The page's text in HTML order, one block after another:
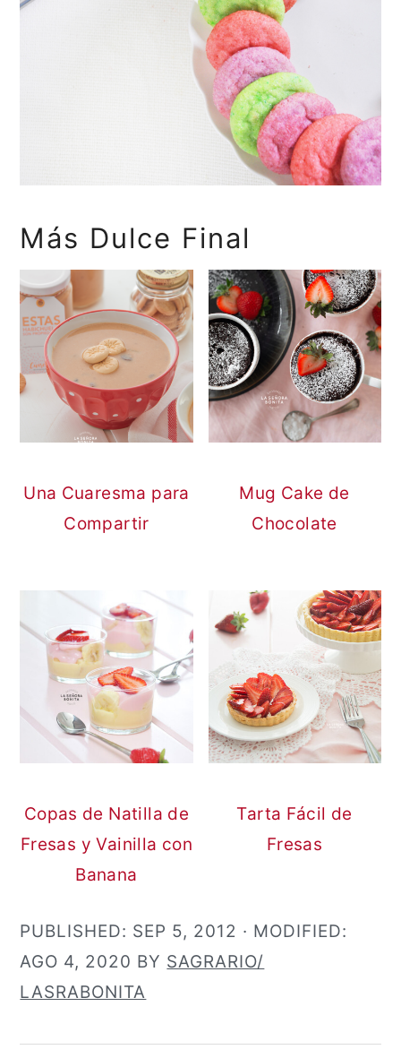
Más Dulce Final
Una Cuaresma para
Compartir
Mug Cake de
Chocolate
Copas de Natilla de
Fresas y Vainilla con
Banana
Tarta Fácil de
Fresas
PUBLISHED: SEP 5, 2012 · MODIFIED:
AGO 4, 2020 BY SAGRARIO/
LASRABONITA